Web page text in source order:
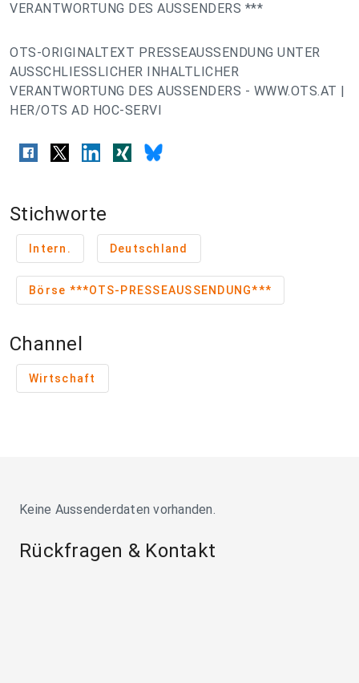
VERANTWORTUNG DES AUSSENDERS ***
OTS-ORIGINALTEXT PRESSEAUSSENDUNG UNTER
AUSSCHLIESSLICHER INHALTLICHER
VERANTWORTUNG DES AUSSENDERS - WWW.OTS.AT |
HER/OTS AD HOC-SERVI
Stichworte
Intern. Deutschland
Börse ***OTS-PRESSEAUSSENDUNG***
Channel
Wirtschaft
Keine Aussenderdaten vorhanden.
Rückfragen & Kontakt